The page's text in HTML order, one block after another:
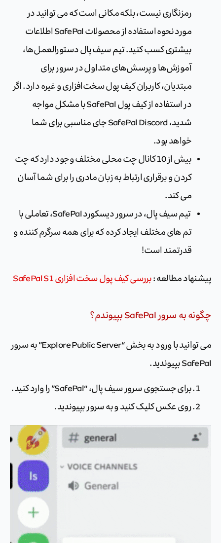
رمزنگاری نیست، بلکه مکانی است که می توانید در
مورد نحوه استفاده از محصولات SafePal اطلاعات
بیشتری کسب کنید. تیم سیف پال دستورالعمل‌ها،
آموزش‌ها و پرسش‌های متداول در سرور برای
مبتدیان، کاربران کیف پول سخت‌افزاری و غیره دارد. اگر
در استفاده از کیف پول SafePal با مشکل مواجه
شدید، SafePal Discord جای مناسبی برای شما
خواهد بود.
بیش از 10 کانال چت محلی مختلف وجود دارد که چت
کردن و برقراری ارتباط به زبان مادری را برای شما آسان
می کند.
تیم سیف پال، در سرور دیسکورد SafePal، تعاملی با
تم های مختلف ایجاد کرده که برای همه سرگرم کننده و
قدرتمند است!
پیشنهاد مطالعه : بررسی کیف پول سخت افزاری SafePal S1
چگونه به سرور SafePal بپیوندم؟
می توانید با ورود به بخش “Explore Public Server” به سرور
SafePal بپیوندید.
برای جستجوی سرور سیف پال، “SafePal” را وارد کنید.
روی عکس کلیک کنید و به سرور بپیوندید.